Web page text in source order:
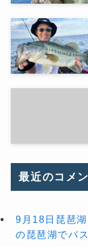
最近のコメ
9月18日琵琶
の琵琶湖でバ